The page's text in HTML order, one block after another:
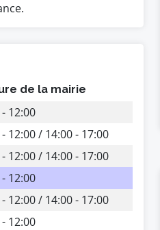
de la mairie
12:00
12:00 / 14:00 - 17:00
12:00 / 14:00 - 17:00
12:00
12:00 / 14:00 - 17:00
12:00